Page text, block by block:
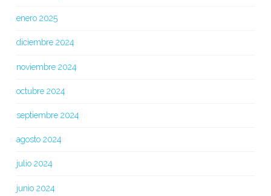
enero 2025
diciembre 2024
noviembre 2024
octubre 2024
septiembre 2024
agosto 2024
julio 2024
junio 2024